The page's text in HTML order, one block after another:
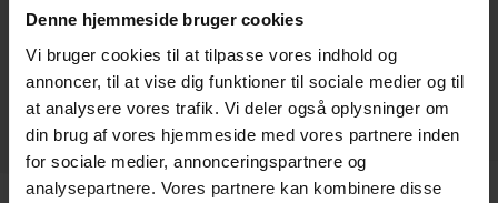
Denne hjemmeside bruger cookies
Vi bruger cookies til at tilpasse vores indhold og
annoncer, til at vise dig funktioner til sociale medier og til
at analysere vores trafik. Vi deler også oplysninger om
din brug af vores hjemmeside med vores partnere inden
for sociale medier, annonceringspartnere og
analysepartnere. Vores partnere kan kombinere disse
Fredag: 8.00-15.30
Helt enkelt. Personligt
Fagligt nørderi
Dag til dag-levering
Løsningsorienteret